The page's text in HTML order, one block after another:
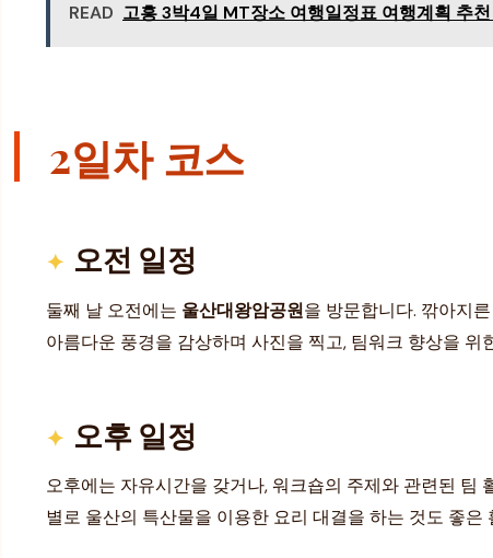
READ 고흥 3박4일 MT장소 여행일정표 여행계획 추
2일차 코스
오전 일정
둘째 날 오전에는 울산대왕암공원을 방문합니다. 깎아지
아름다운 풍경을 감상하며 사진을 찍고, 팀워크 향상을
오후 일정
오후에는 자유시간을 갖거나, 워크숍의 주제와 관련된 팀
별로 울산의 특산물을 이용한 요리 대결을 하는 것도 좋